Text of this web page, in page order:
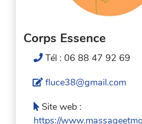
Corps Essence
Tél : 06 88 47 92 69
fluce38@gmail.com
Site web :
https://